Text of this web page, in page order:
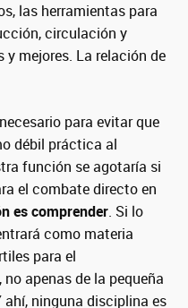
las herramientas para
circulación y
mejores. La relación de
para evitar que
débil práctica al
función se agotaría si
el combate directo en
es comprender. Si lo
como materia
para el
apenas de la pequeña
ahí, ninguna disciplina es